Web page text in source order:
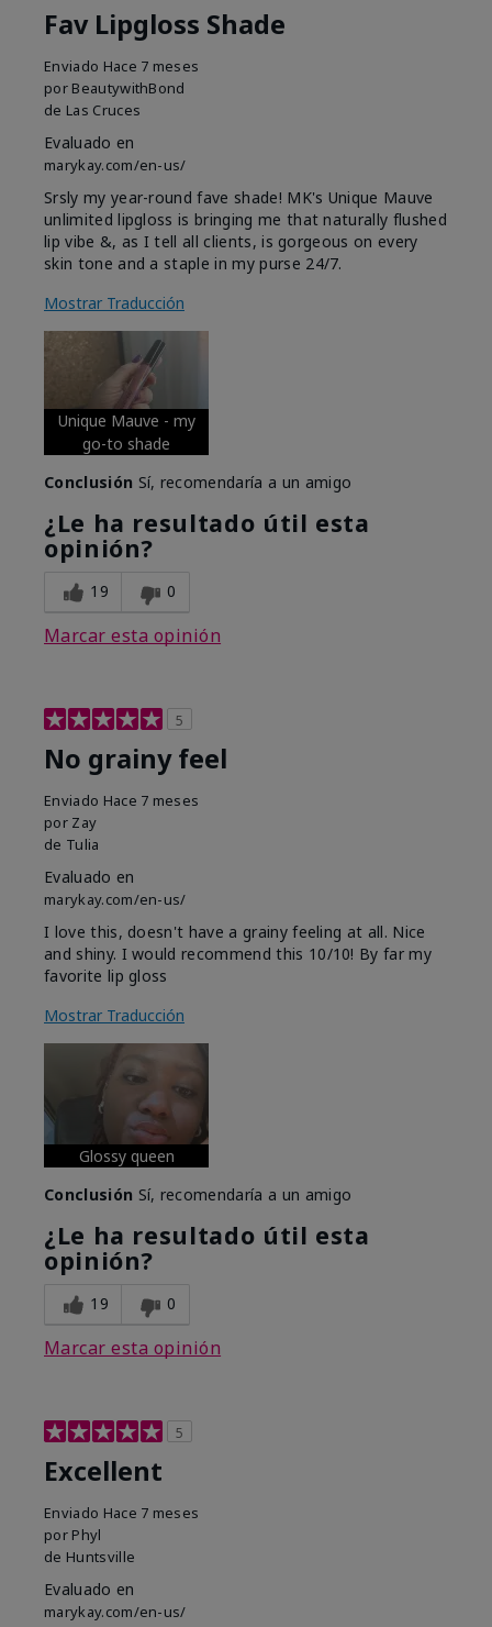
Fav Lipgloss Shade
Enviado Hace 7 meses
por BeautywithBond
de Las Cruces
Evaluado en
marykay.com/en-us/
Srsly my year-round fave shade! MK's Unique Mauve
unlimited lipgloss is bringing me that naturally flushed
lip vibe &, as I tell all clients, is gorgeous on every
skin tone and a staple in my purse 24/7.
Mostrar Traducción
Unique Mauve - my
go-to shade
Conclusión Sí, recomendaría a un amigo
¿Le ha resultado útil esta
opinión?
19 0
Marcar esta opinión
5
No grainy feel
Enviado Hace 7 meses
por Zay
de Tulia
Evaluado en
marykay.com/en-us/
I love this, doesn't have a grainy feeling at all. Nice
and shiny. I would recommend this 10/10! By far my
favorite lip gloss
Mostrar Traducción
Glossy queen
Conclusión Sí, recomendaría a un amigo
¿Le ha resultado útil esta
opinión?
19 0
Marcar esta opinión
5
Excellent
Enviado Hace 7 meses
por Phyl
de Huntsville
Evaluado en
marykay.com/en-us/